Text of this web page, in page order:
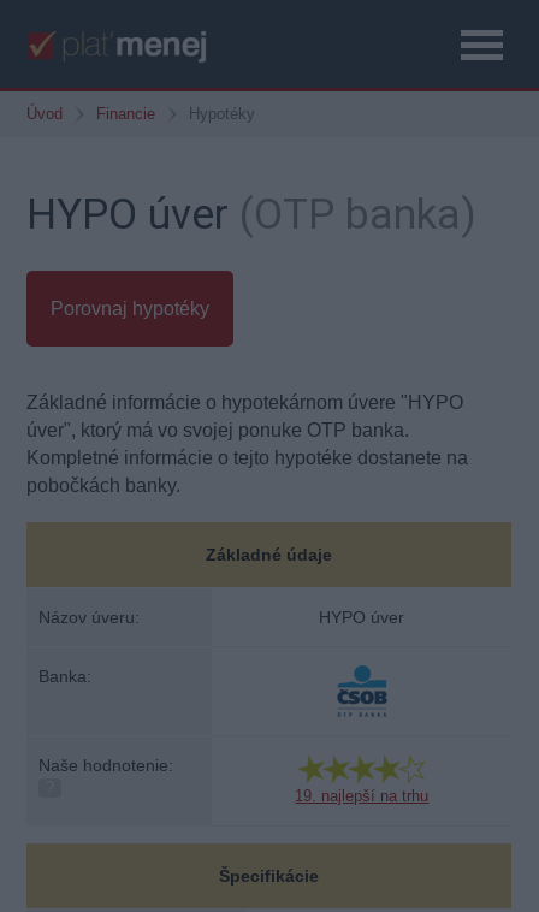
Úvod Financie Hypotéky
HYPO úver (OTP banka)
Porovnaj hypotéky
Základné informácie o hypotekárnom úvere "HYPO
úver", ktorý má vo svojej ponuke OTP banka.
Kompletné informácie o tejto hypotéke dostanete na
pobočkách banky.
Základné údaje
Názov úveru: HYPO úver
Banka:
Naše hodnotenie:
19. najlepší na trhu
Špecifikácie